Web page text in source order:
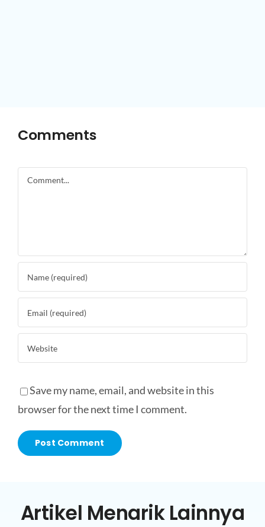
Comments
Comment
Save my name, email, and website in this
browser for the next time I comment.
Artikel Menarik Lainnya